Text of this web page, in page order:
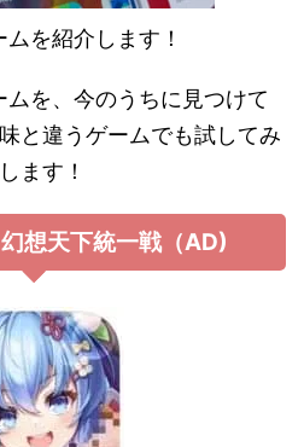
を紹介します！
を、今のうちに見つけて
と違うゲームでも試してみ
ます！
想天下統一戦（AD)